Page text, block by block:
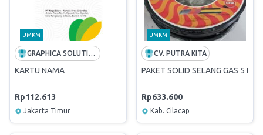
UMKM
GRAPHICA SOLUTION MANDIRI
KARTU NAMA
Rp112.613
Jakarta Timur
UMKM
CV. PUTRA KITA
PAKET SOLID SELANG GAS 5
Rp633.600
Kab. Cilacap